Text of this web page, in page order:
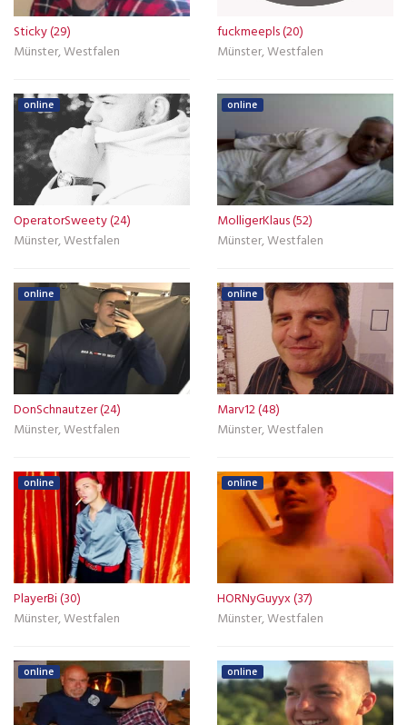
Sticky (29)
Münster, Westfalen
fuckmeepls (20)
Münster, Westfalen
online
OperatorSweety (24)
Münster, Westfalen
online
MolligerKlaus (52)
Münster, Westfalen
online
DonSchnautzer (24)
Münster, Westfalen
online
Marv12 (48)
Münster, Westfalen
online
PlayerBi (30)
Münster, Westfalen
online
HORNyGuyyx (37)
Münster, Westfalen
online online